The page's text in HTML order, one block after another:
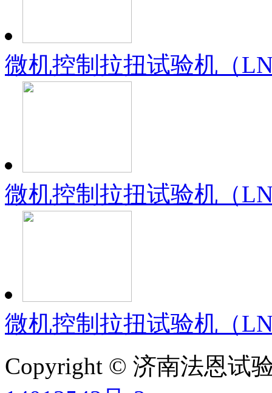
微机控制拉扭试验机（
微机控制拉扭试验机（
微机控制拉扭试验机（
Copyright © 济南法恩试